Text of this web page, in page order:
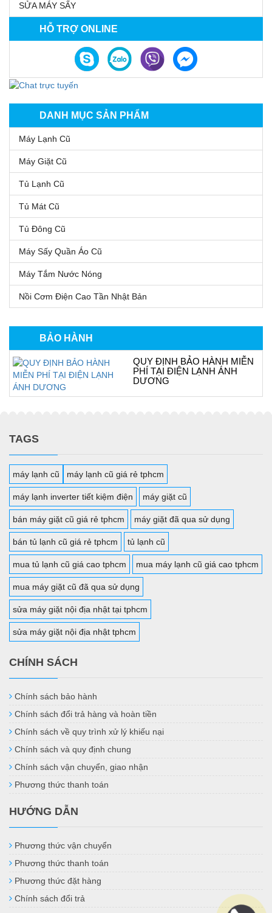
SỬA MÁY SẤY
HỖ TRỢ ONLINE
DANH MỤC SẢN PHẨM
Máy Lạnh Cũ
Máy Giặt Cũ
Tủ Lạnh Cũ
Tủ Mát Cũ
Tủ Đông Cũ
Máy Sấy Quần Áo Cũ
Máy Tắm Nước Nóng
Nồi Cơm Điện Cao Tần Nhật Bản
BẢO HÀNH
QUY ĐỊNH BẢO HÀNH MIỄN
PHÍ TẠI ĐIỆN LẠNH ÁNH
DƯƠNG
TAGS
máy lạnh cũ máy lạnh cũ giá rẻ tphcm
máy lạnh inverter tiết kiệm điện máy giặt cũ
bán máy giặt cũ giá rẻ tphcm máy giặt đã qua sử dụng
bán tủ lạnh cũ giá rẻ tphcm tủ lạnh cũ
mua tủ lạnh cũ giá cao tphcm mua máy lạnh cũ giá cao tphcm
mua máy giặt cũ đã qua sử dụng
sửa máy giặt nội địa nhật tại tphcm
sửa máy giặt nội địa nhật tphcm
CHÍNH SÁCH
Chính sách bảo hành
Chính sách đổi trả hàng và hoàn tiền
Chính sách về quy trình xử lý khiếu nại
Chính sách và quy định chung
Chính sách vận chuyển, giao nhận
Phương thức thanh toán
HƯỚNG DẪN
Phương thức vận chuyển
Phương thức thanh toán
Phương thức đặt hàng
Chính sách đổi trả